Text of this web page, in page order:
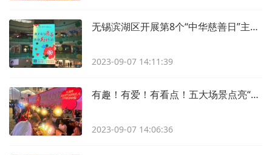
无锡滨湖区开展第8个“中华慈善日”主题宣传活动
2023-09-07 14:11:39
有趣！有爱！有看点！五大场景点亮“慈善之光”
2023-09-07 14:06:36